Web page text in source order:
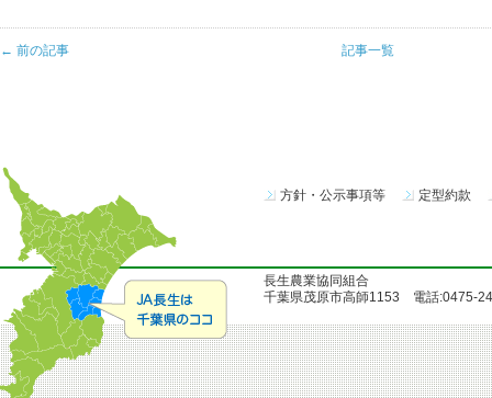
← 前の記事 記事一覧
方針・公示事項等 定型約款
長生農業協同組合
千葉県茂原市高師1153 電話:0475-